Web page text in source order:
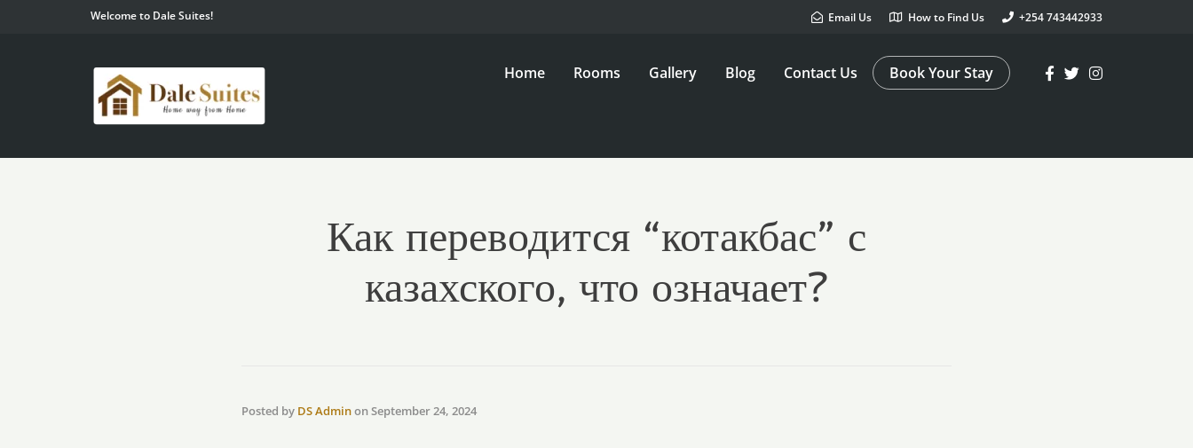
Welcome to Dale Suites! Email Us How to Find Us +254 743442933
Home Rooms Gallery Blog Contact Us Book Your Stay
Как переводится “котакбас” с
казахского, что означает?
Posted by DS AdminonSeptember 24, 2024